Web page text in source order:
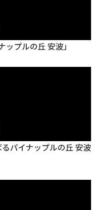
ップルの丘 安波」
パイナップルの丘 安波